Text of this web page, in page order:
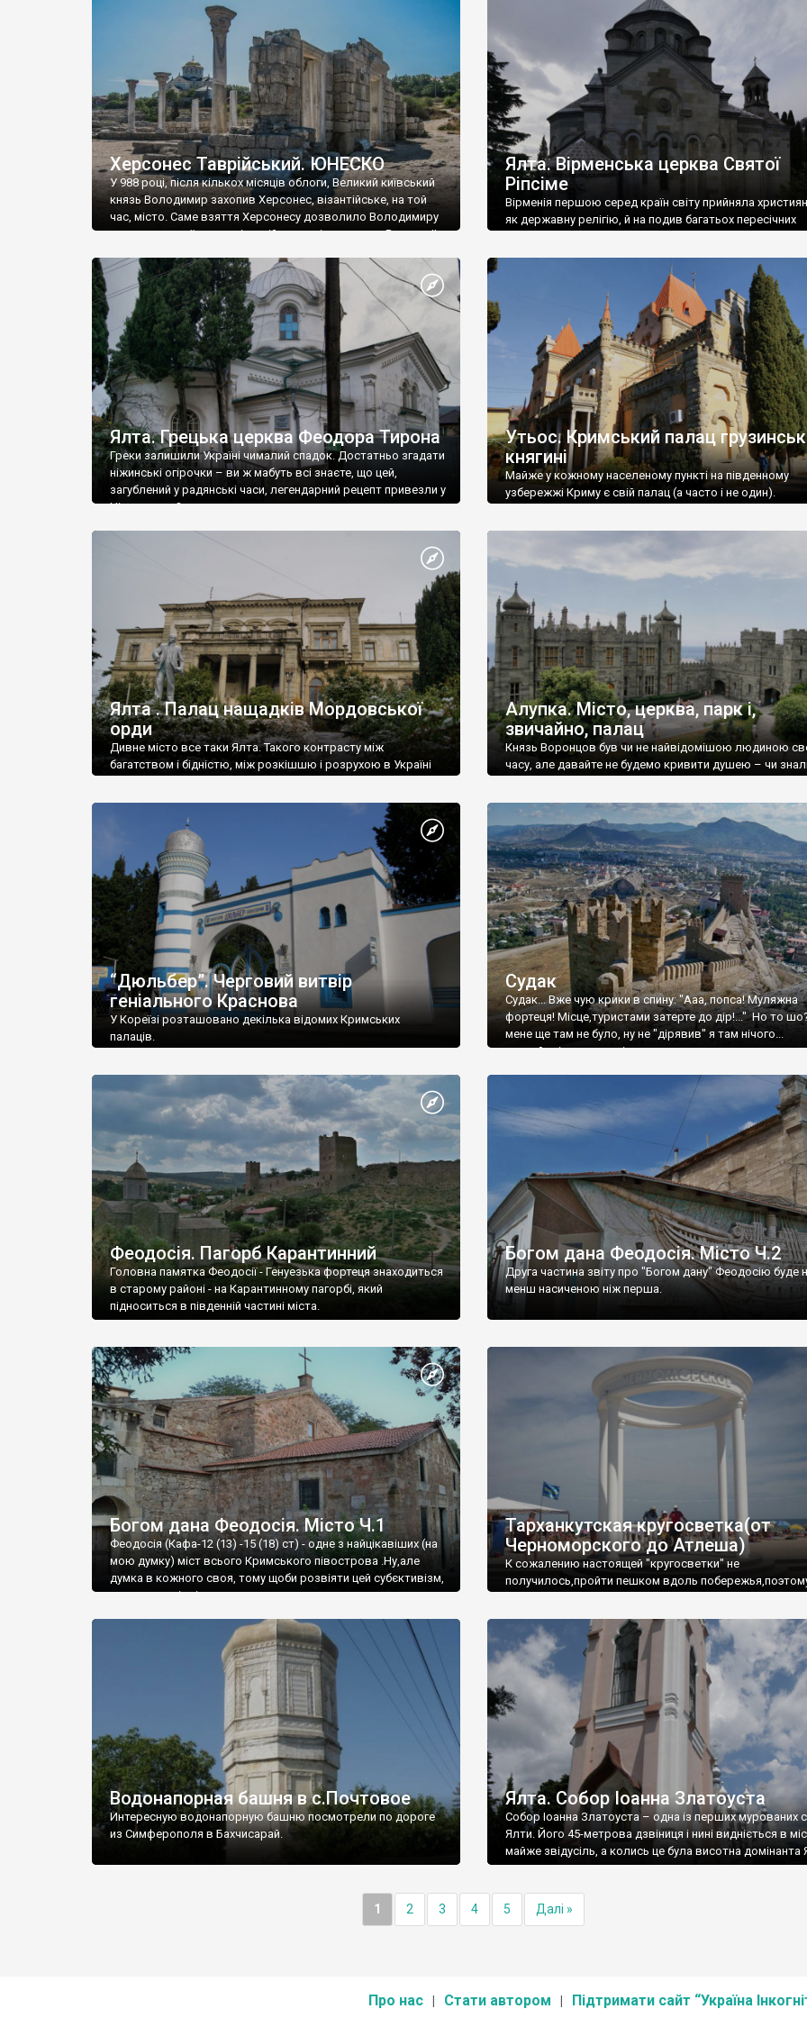
візантійської доби. Раритети викрадені з фондів об’єкту
культурної спадщини ЮНЕСКО «Херсонеса Таврійського».
Офіційно – на виставку «Золото Візантії», але експерти та
влада в Україні вважають це лише […]
називаються «повстяками» (postaki)…” “Вино. Крим
виробляє відмінне вино і його вдосталь: воно все
легке біле і дуже […]
Херсонес Таврійський. ЮНЕСКО
У 988 році, після кількох місяців облоги, Великий київський
князь Володимир захопив Херсонес, візантійське, на той
час, місто. Саме взяття Херсонесу дозволило Володимиру
диктувати свої умови візантійському імператору Василю ІІ,
Херсонесі Володимир-язичник, став Василем-
християнином. А потім було Хрещення Русі. На честь
Херсонесу Таврійського названо місто […]
Ялта. Вірменська церква Святої
Ріпсіме
Вірменія першою серед країн світу прийняла
як державну релігію, й на подив багатьох пересічних
Ялта. Грецька церква Феодора Тирона
Греки залишили Україні чималий спадок. Достатньо згадати
ніжинські огірочки – ви ж мабуть всі знаєте, що цей,
загублений у радянські часи, легендарний рецепт привезли у
Ніжин греки?
Утьос. Кримський палац
княгині
Майже у кожному населеному пункті на південному
узбережжі Криму є свій палац (а часто і не один).
Ялта . Палац нащадків Мордовської
орди
Дивне місто все таки Ялта. Такого контрасту між
багатством і бідністю, між розкішшю і розрухою в Україні
Алупка. Місто, церква, парк і,
звичайно, палац
Князь Воронцов був чи не найвідомішою людиною
часу, але давайте не будемо кривити душею – чи
“Дюльбер”. Черговий витвір
геніального Краснова
У Кореїзі розташовано декілька відомих Кримських
палаців.
Судак
Судак... Вже чую крики в спину: "Ааа, попса! Муляжна
фортеця! Місце,туристами затерте до дір!..." Но то
мене ще там не було, ну не "дірявив" я там нічого...
принаймні до цього літа.
Феодосія. Пагорб Карантинний
Головна памятка Феодосії - Генуезька фортеця знаходиться
в старому районі - на Карантинному пагорбі, який
підноситься в південній частині міста.
Богом дана Феодосія. Місто Ч.2
Друга частина звіту про "Богом дану" Феодосію буде
менш насиченою ніж перша.
Богом дана Феодосія. Місто Ч.1
Феодосія (Кафа-12 (13) -15 (18) ст) - одне з найцікавіших (на
мою думку) міст всього Кримського півострова .Ну,але
думка в кожного своя, тому щоби розвіяти цей субєктивізм,
запрошую відвідати це
Тарханкутская кругосветка(от
Черноморского до Атлеша)
К сожалению настоящей "кругосветки" не
получилось,пройти пешком вдоль
Водонапорная башня в с.Почтовое
Интересную водонапорную башню посмотрели по дороге
из Симферополя в Бахчисарай.
Ялта. Собор Іоанна Златоуста
Собор Іоанна Златоуста – одна із перших мурованих
Ялти. Його 45-метрова дзвіниця і нині видніється в
майже звідусіль, а колись це була висотна домінанта
1 2 3 4 5 Далі »
Про нас Стати автором Підтримати сайт “Україна